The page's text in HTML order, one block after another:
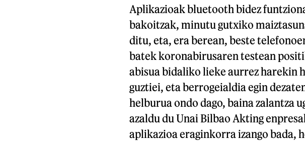
Aplikazioak bluetooth bidez
bakoitzak, minutu gutxiko
ditu, eta, era berean, beste
batek koronabirusaren testean
abisua bidaliko lieke aurrez harekin
guztiei, eta berrogeialdia egin
helburua ondo dago, baina zalantza
azaldu du Unai Bilbao Akting
aplikazioa eraginkorra izango bada,